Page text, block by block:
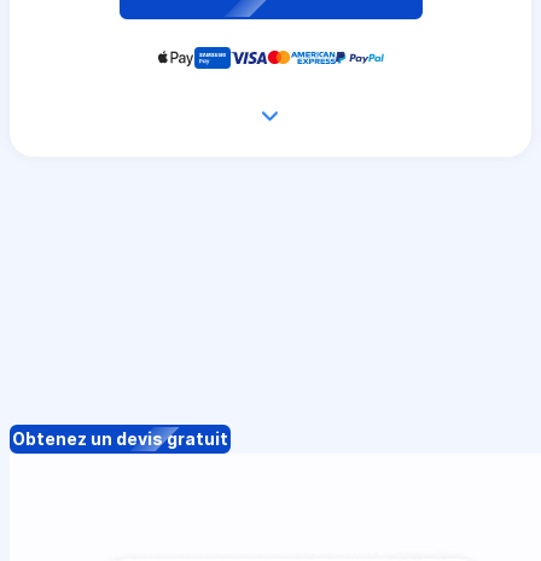
Obtenez un devis gratuit